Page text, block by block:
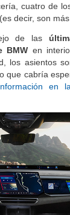
cuatro de
decir, son
de las
BMW en
los asientos
que cabría
en